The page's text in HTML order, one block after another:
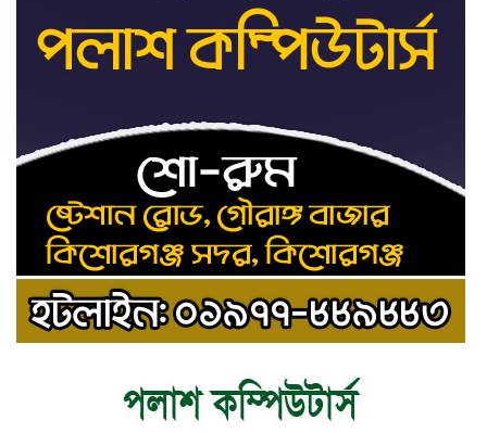
৯
তাড়াইলে রাউতি মানবসেবা ফাউন্ডেশনের
আয়োজনে কাফন-দাফন বিষয়ক বিশেষ
প্রশিক্ষণ কর্মশালা